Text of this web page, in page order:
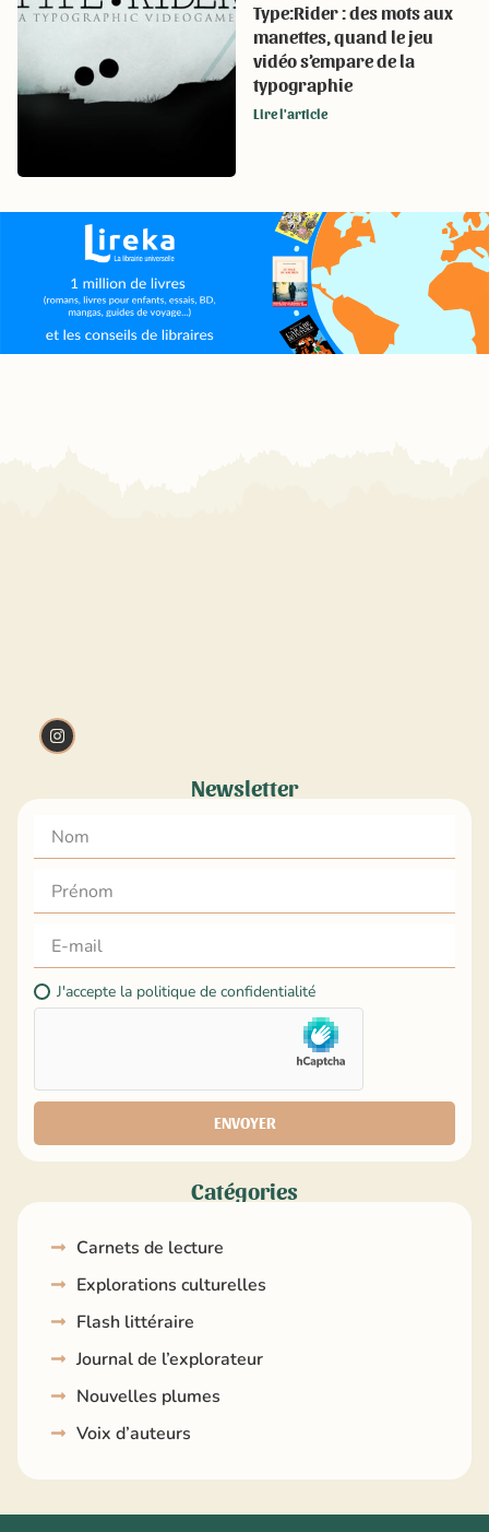
Type:Rider : des mots aux
manettes, quand le jeu
vidéo s’empare de la
typographie
Lire l'article
Newsletter
J'accepte la politique de confidentialité
ENVOYER
Catégories
Carnets de lecture
Explorations culturelles
Flash littéraire
Journal de l’explorateur
Nouvelles plumes
Voix d’auteurs